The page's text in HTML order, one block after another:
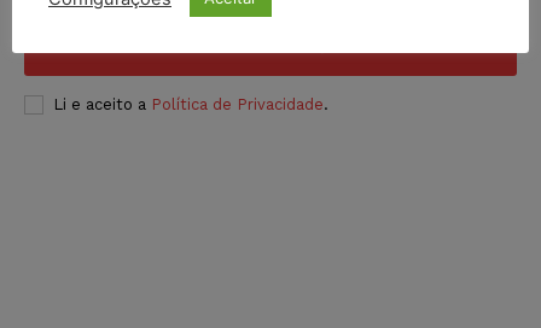
Li e aceito a Política de Privacidade.